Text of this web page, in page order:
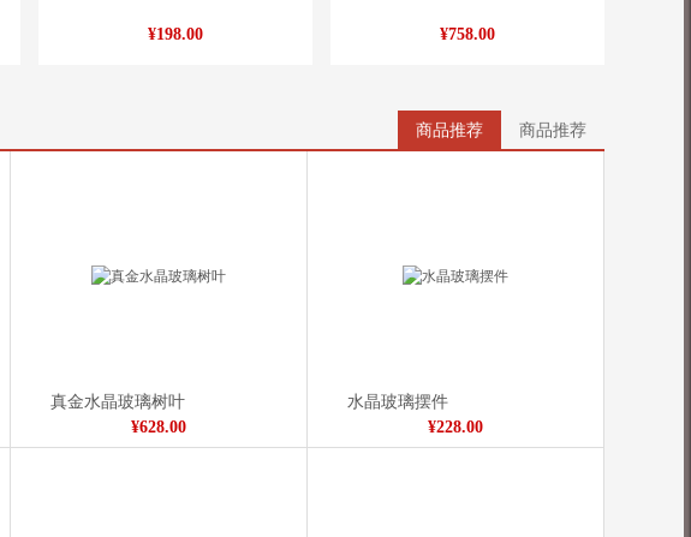
¥198.00 ¥758.00
商品推荐 商品推荐
真金水晶玻璃树叶
¥628.00
水晶玻璃摆件
¥228.00